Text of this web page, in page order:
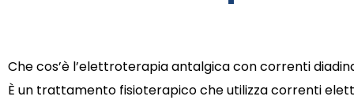
Che cos’è l’elettroterapia antalgica con correnti
È un trattamento fisioterapico che utilizza correnti